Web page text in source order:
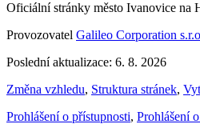
Oficiální stránky město Ivanovice na
Provozovatel Galileo Corporation
Poslední aktualizace: 6. 8. 2026
Změna vzhledu, Struktura stránek,
Prohlášení o přístupnosti, Prohlášení